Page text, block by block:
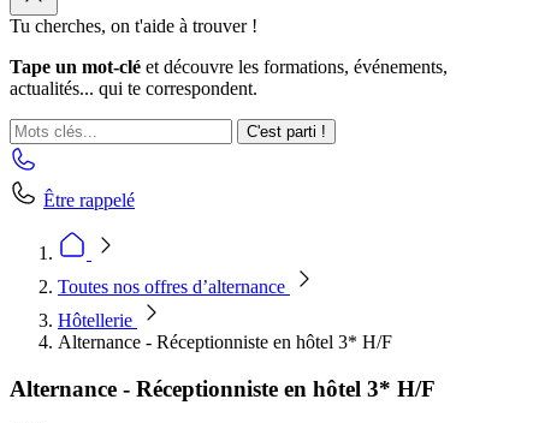
Tu cherches, on t'aide à trouver !
Tape un mot-clé et découvre les formations, événements,
actualités... qui te correspondent.
C'est parti !
Être rappelé
Toutes nos offres d’alternance
Hôtellerie
Alternance - Réceptionniste en hôtel 3* H/F
Alternance - Réceptionniste en hôtel 3* H/F